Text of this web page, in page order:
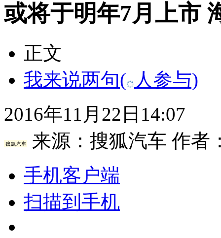
或将于明年7月上市
正文
我来说两句( 人参与)
2016年11月22日14:07
来源： 搜狐汽车 作者
手机客户端
扫描到手机